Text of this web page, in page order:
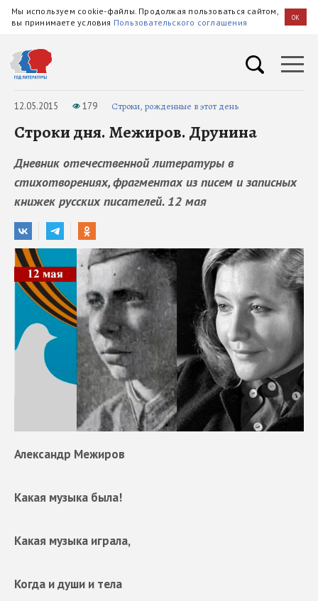
Мы используем cookie-файлы. Продолжая пользоваться сайтом,
вы принимаете условия Пользовательского соглашения OK
12.05.2015 179 Строки, рожденные в этот день
Строки дня. Межиров. Друнина
Дневник отечественной литературы в
стихотворениях, фрагментах из писем и записных
книжек русских писателей. 12 мая
Александр Межиров
Какая музыка была!
Какая музыка играла,
Когда и души и тела